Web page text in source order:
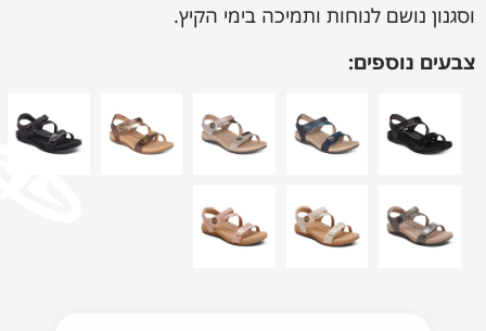
וסגנון נושם לנוחות ותמיכה בימי הקיץ.
צבעים נוספים: